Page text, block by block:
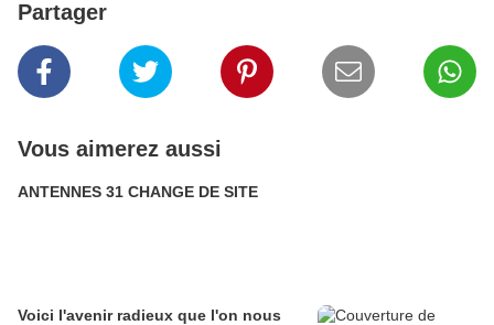
Partager
Vous aimerez aussi
ANTENNES 31 CHANGE DE SITE
Voici l'avenir radieux que l'on nous